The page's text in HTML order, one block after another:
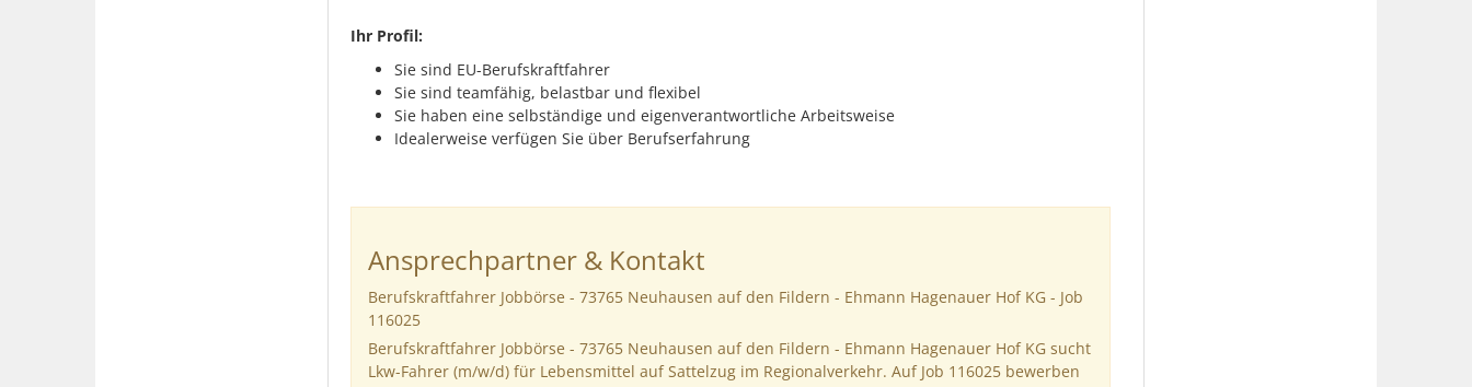
Ihr Profil:
Sie sind EU-Berufskraftfahrer
Sie sind teamfähig, belastbar und flexibel
Sie haben eine selbständige und eigenverantwortliche Arbeitsweise
Idealerweise verfügen Sie über Berufserfahrung
Ansprechpartner & Kontakt
Berufskraftfahrer Jobbörse - 73765 Neuhausen auf den Fildern - Ehmann Hagenauer Hof KG - Job
116025
Berufskraftfahrer Jobbörse - 73765 Neuhausen auf den Fildern - Ehmann Hagenauer Hof KG sucht
Lkw-Fahrer (m/w/d) für Lebensmittel auf Sattelzug im Regionalverkehr. Auf Job 116025 bewerben